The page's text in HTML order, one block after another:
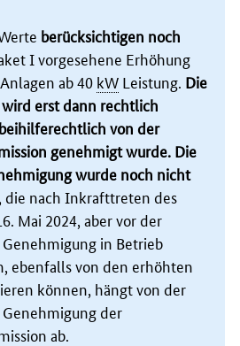
berücksichtigen noch
I vorgesehene Erhöhung
ab 40 kW Leistung. Die
erst dann rechtlich
von der
genehmigt wurde. Die
wurde noch nicht
die nach Inkrafttreten des
Mai 2024, aber vor der
in Betrieb
ebenfalls von den erhöhten
können, hängt von der
der
ab.